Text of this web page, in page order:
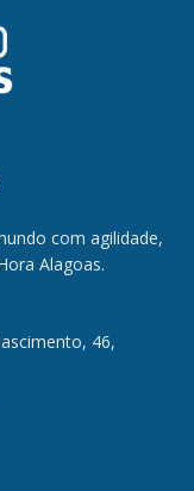
com agilidade,
Alagoas.
46,